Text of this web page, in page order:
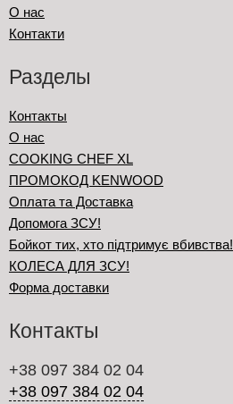
О нас
Контакти
Разделы
Контакты
О нас
COOKING CHEF XL
ПРОМОКОД KENWOOD
Оплата та Доставка
Допомога ЗСУ!
Бойкот тих, хто підтримує вбивства!
КОЛЕСА ДЛЯ ЗСУ!
Форма доставки
Контакты
+38 097 384 02 04
+38 097 384 02 04